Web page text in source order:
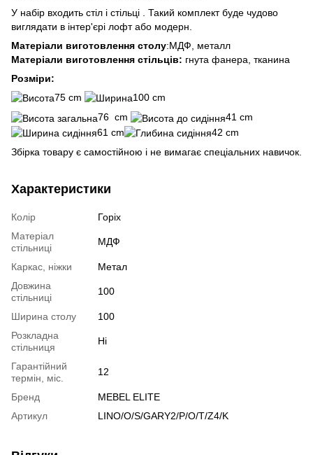
У набір входить стіл і стільці . Такий комплект буде чудово
виглядати в інтер'єрі лофт або модерн.
Матеріали виготовлення столу:МДФ, металл
Матеріали виготовлення стільців: гнута фанера, тканина
Розміри:
75 cm
100 cm
76 cm
41 cm
61 cm
42 cm
Збірка товару є самостійною і не вимагає спеціальних навичок.
Характеристики
Колір
Горіх
Матеріал
стільниці
МДФ
Каркас, ніжки
Метал
Довжина
стільниці
100
Ширина столу
100
Розкладна
стільниця
Ні
Гарантійний
термін, міс.
12
Бренд
MEBEL ELITE
Артикул
LINO/O/S/GARY2/P/O/T/Z4/K